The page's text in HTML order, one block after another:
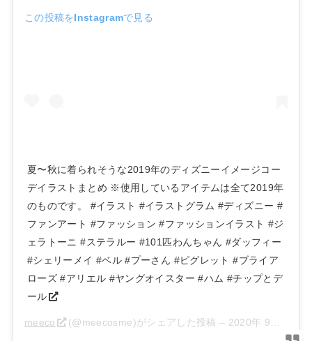
この投稿をInstagramで見る
夏〜秋に着られそうな2019年のディズニーイメージコー
デイラストまとめ ※使用しているアイテムは全て2019年
のものです。 #イラスト #イラストグラム #ディズニー #
ファンアート #ファッション #ファッションイラスト #ジ
ェラトーニ #ステラルー #101匹わんちゃん #ダッフィー
#シェリーメイ #ベル #プーさん #ピグレット #ブライア
ローズ #アリエル #ヤングオイスター #ハム #チップとデ
ール
meeco (@meecosme)がシェアした投稿 – 2020年 9月月17日午前2時18分PDT